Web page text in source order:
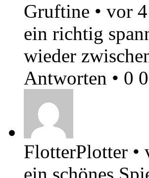
Gruftine • vor
ein richtig
wieder
Antworten • 0 0
FlotterPlotter •